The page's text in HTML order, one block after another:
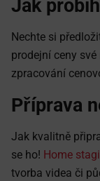
Jak
Nechte si
prodejní ceny
zpracování
Příprava
Jak kvalitně
se ho! Home
tvorba videa či